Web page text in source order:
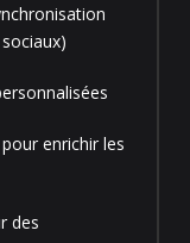
enrichir les
des